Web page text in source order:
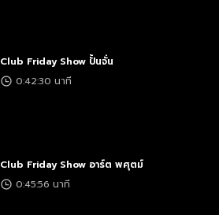
Club Friday Show ปั้นจั่น
0:42:30 นาที
Club Friday Show อาร์ต พศุตม์
0:45:56 นาที